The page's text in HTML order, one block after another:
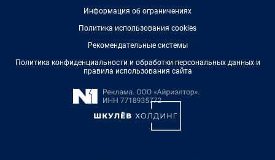
Информация об ограничениях
Политика использования cookies
Рекомендательные системы
Политика конфиденциальности и обработки персональных данных и
правила использования сайта